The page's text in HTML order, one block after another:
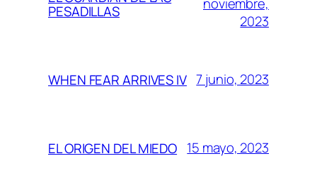
PESADILLAS
2023
WHEN FEAR ARRIVES IV 7 junio, 2023
EL ORIGEN DEL MIEDO 15 mayo, 2023